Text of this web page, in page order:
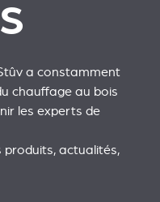
a constamment
chauffage au bois
les experts de
produits, actualités,